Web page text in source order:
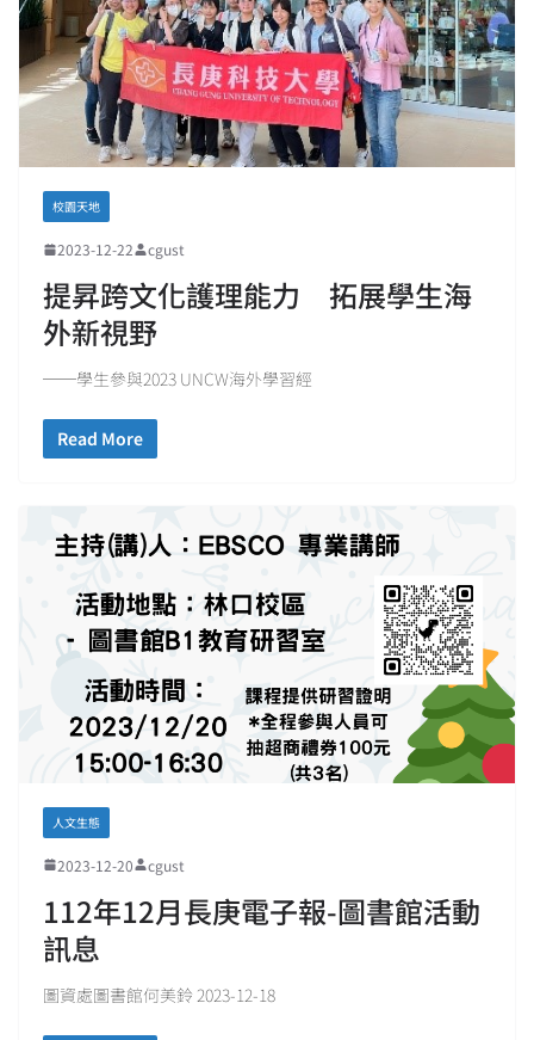
校園天地
2023-12-22 cgust
提昇跨文化護理能力 拓展學生海
外新視野
──學生參與2023 UNCW海外學習經
Read More
人文生態
2023-12-20 cgust
112年12月長庚電子報-圖書館活動
訊息
圖資處圖書館何美鈴 2023-12-18